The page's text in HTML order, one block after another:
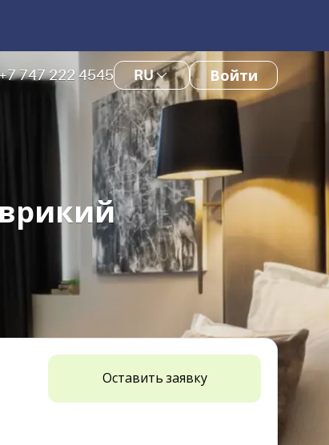
747 222 4545 RU Войти
Оставить заявку